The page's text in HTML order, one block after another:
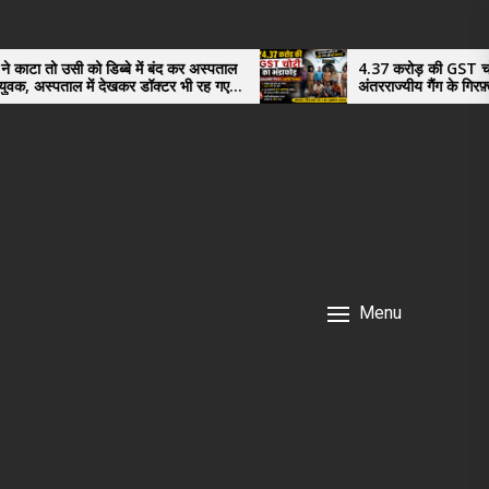
डिब्बे में बंद कर अस्पताल
डॉक्टर भी रह गए
4.37 करोड़ की GST चोरी का भंडाफोड़,
अंतरराज्यीय गैंग के गिरफ़्तार तीनो आरोपी
नगर के, साइबर ठगी छोड़ अपनाया नया तरी
Menu